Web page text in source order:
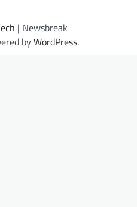
| Newsbreak
byWordPress.